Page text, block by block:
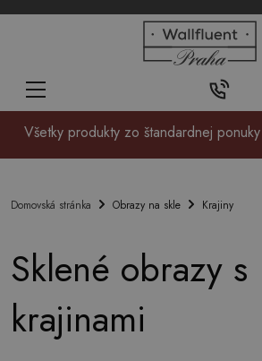
Kontakt:
Všetky produkty zo štandardnej ponuky
Domovská stránka Obrazy na skle Krajiny
Sklené obrazy s
krajinami